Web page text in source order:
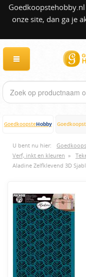
onze site, dan ga je
GoedkoopsteHobby
U bent nu hier:
Verf, inkt en kleuren »
Aladine Zelfklevend 3D